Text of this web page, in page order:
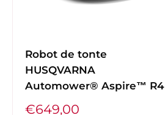
Robot de tonte
HUSQVARNA
Automower® Aspire™ R4
Prix
€649,00